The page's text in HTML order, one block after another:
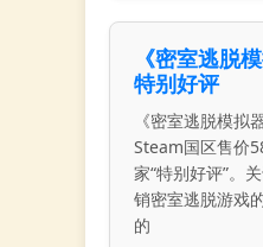
《密室逃脱
特别好评
《密室逃脱模拟
Steam国区售价
家“特别好评”。
销密室逃脱游戏
的